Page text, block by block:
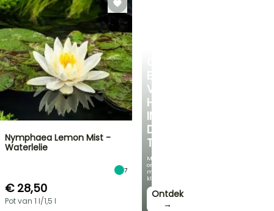
EEN
VERKOELEND
HOEKJE
IN
DE
TUIN
Met
onze
mooiste
klimplanten!
Ontdek
→
Nymphaea Lemon Mist -
Waterlelie
7
€ 28,50
Pot van 1 l/1,5 l